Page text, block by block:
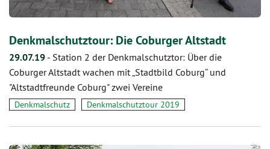
Denkmalschutztour: Die Coburger Altstadt
29.07.19 - Station 2 der Denkmalschutztor: Über die
Coburger Altstadt wachen mit „Stadtbild Coburg“ und
"Altstadtfreunde Coburg" zwei Vereine
Denkmalschutz Denkmalschutztour 2019